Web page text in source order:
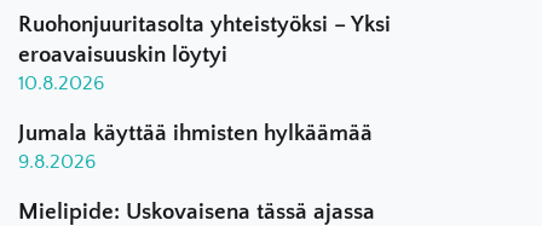
Ruohonjuuritasolta yhteistyöksi – Yksi
eroavaisuuskin löytyi
10.8.2026
Jumala käyttää ihmisten hylkäämää
9.8.2026
Mielipide: Uskovaisena tässä ajassa